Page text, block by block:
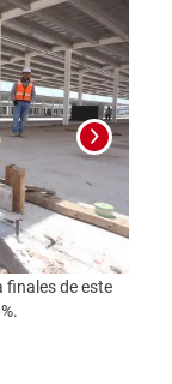
finales de este